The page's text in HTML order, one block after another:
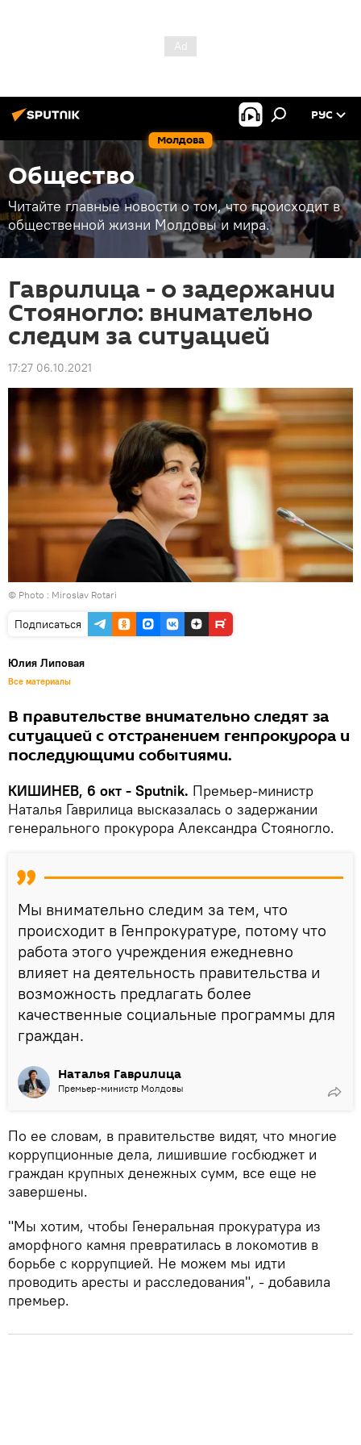
Молдова
РУС
Общество
Читайте главные новости о том, что происходит в
общественной жизни Молдовы и мира.
Гаврилица - о задержании
Стояногло: внимательно
следим за ситуацией
17:27 06.10.2021
© Photo : Miroslav Rotari
Подписаться
Юлия Липовая
Все материалы
В правительстве внимательно следят за
ситуацией с отстранением генпрокурора и
последующими событиями.
КИШИНЕВ, 6 окт - Sputnik. Премьер-министр
Наталья Гаврилица высказалась о задержании
генерального прокурора Александра Стояногло.
Мы внимательно следим за тем, что
происходит в Генпрокуратуре, потому что
работа этого учреждения ежедневно
влияет на деятельность правительства и
возможность предлагать более
качественные социальные программы для
граждан.
Наталья Гаврилица
Премьер-министр Молдовы
По ее словам, в правительстве видят, что многие
коррупционные дела, лишившие госбюджет и
граждан крупных денежных сумм, все еще не
завершены.
"Мы хотим, чтобы Генеральная прокуратура из
аморфного камня превратилась в локомотив в
борьбе с коррупцией. Не можем мы идти
проводить аресты и расследования", - добавила
премьер.